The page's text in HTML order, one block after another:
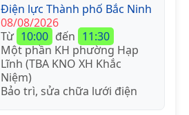
Điện lực Thành phố Bắc Ninh
08/08/2026
Từ 10:00 đến 11:30
Một phần KH phường Hạp
Lĩnh (TBA KNO XH Khắc
Niệm)
Bảo trì, sửa chữa lưới điện